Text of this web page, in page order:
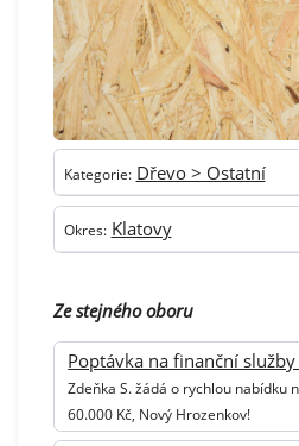
Kategorie: Dřevo > Ostatní
Okres: Klatovy
Ze stejného oboru
Poptávka na finanční
Zdeňka S. žádá o rychlou nabídku
60.000 Kč, Nový Hrozenkov!